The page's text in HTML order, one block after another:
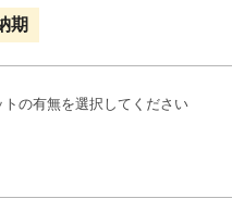
期
トの有無を選択してください